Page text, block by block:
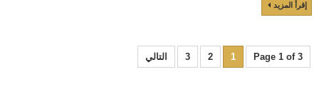
إقرأ المزيد
Page 1 of 3
1
2
3 التالي